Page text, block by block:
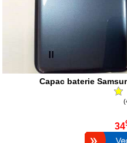
Capac baterie
34